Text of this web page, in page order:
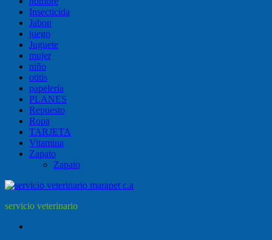
Insecticida
Jabon
juego
Juguete
mujer
niño
otitis
papelería
PLANES
Repuesto
Ropa
TARJETA
Vitamina
Zapato
Zapato
servicio veterinario